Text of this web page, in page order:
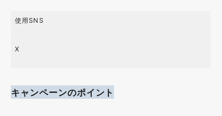
使用SNS
X
キャンペーンのポイント